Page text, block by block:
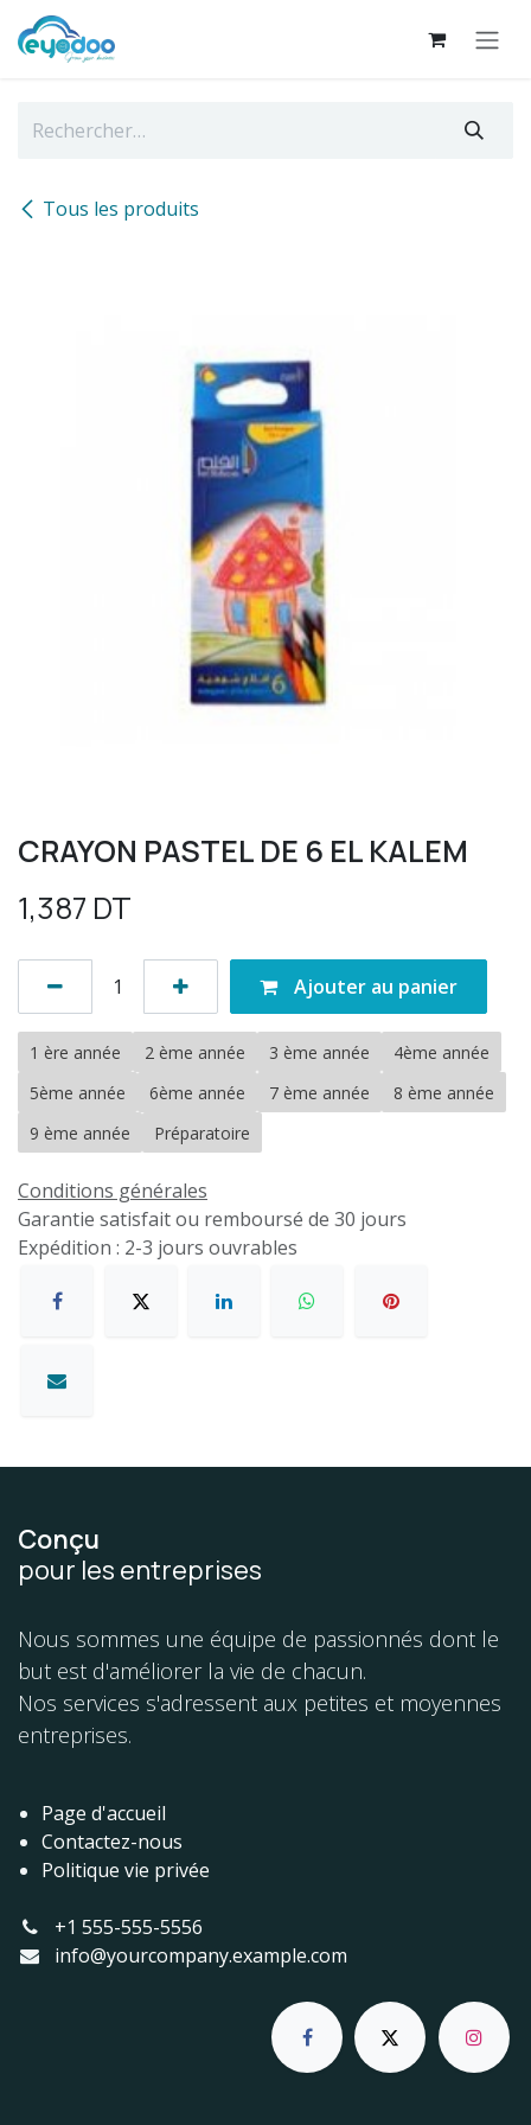
Se rendre au contenu
Tous les produits
CRAYON PASTEL DE 6 EL KALEM
1,387 DT
Ajouter au panier
1 ère année 2 ème année 3 ème année
4ème année
5ème année
6ème année 7 ème année
8 ème année
9 ème année
Préparatoire
Conditions générales
Garantie satisfait ou remboursé de 30 jours
Expédition : 2-3 jours ouvrables
Conçu
pour les entreprises
Nous sommes une équipe de passionnés dont le
but est d'améliorer la vie de chacun.
Nos services s'adressent aux petites et moyennes
entreprises.
Page d'accueil
Contactez-nous
Politique vie privée
+1 555-555-5556
info@yourcompany.example.com